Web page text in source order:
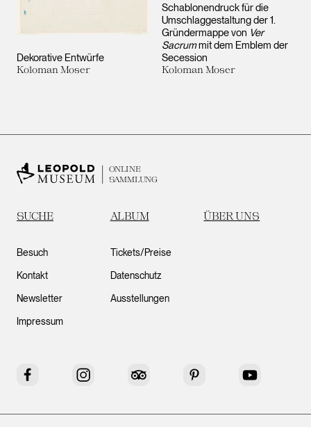
Dekorative Entwürfe
Koloman Moser
Schablonendruck für die
Umschlaggestaltung der 1.
Gründermappe von Ver
Sacrummit dem Emblem der
Secession
Koloman Moser
ONLINE
SAMMLUNG
SUCHE ALBUM ÜBER UNS
Besuch
Kontakt
Newsletter
Impressum
Tickets/Preise
Datenschutz
Ausstellungen
Facebook Instagram Tripadvisor Pinterest YouTube